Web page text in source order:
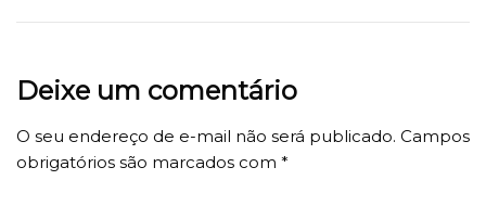
Deixe um comentário
O seu endereço de e-mail não será publicado. Campos
obrigatórios são marcados com *